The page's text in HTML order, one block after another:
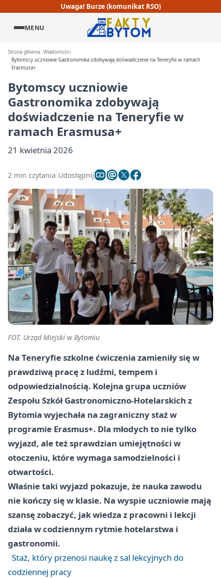
Uwaga! Burze (komunikat RSO)
MENU
Strona główna Wiadomości
Bytomscy uczniowie Gastronomika zdobywają doświadczenie na Teneryfie w ramach
Erasmusa+
Bytomscy uczniowie
Gastronomika zdobywają
doświadczenie na Teneryfie w
ramach Erasmusa+
21 kwietnia 2026
2 min czytania Udostępnij
FOT. Urząd Miejski w Bytomiu
Na Teneryfie szkolne ćwiczenia zamieniły się w
prawdziwą pracę z ludźmi, tempem i
odpowiedzialnością. Kolejna grupa uczniów
Zespołu Szkół Gastronomiczno-Hotelarskich z
Bytomia wyjechała na zagraniczny staż w
programie Erasmus+. Dla młodych to nie tylko
wyjazd, ale też sprawdzian umiejętności w
otoczeniu, które wymaga samodzielności i
otwartości.
Właśnie taki wyjazd pokazuje, że nauka zawodu
nie kończy się w klasie. Na wyspie uczniowie mają
szansę zobaczyć, jak wiedza z pracowni i lekcji
działa w codziennym rytmie hotelarstwa i
gastronomii.
Staż, który przenosi naukę z sal lekcyjnych do
codziennej pracy